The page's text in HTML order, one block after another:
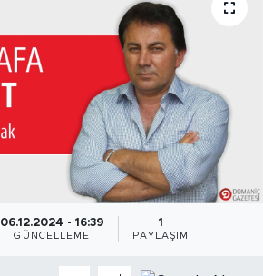
06.12.2024 - 16:39
GÜNCELLEME
1
PAYLAŞIM